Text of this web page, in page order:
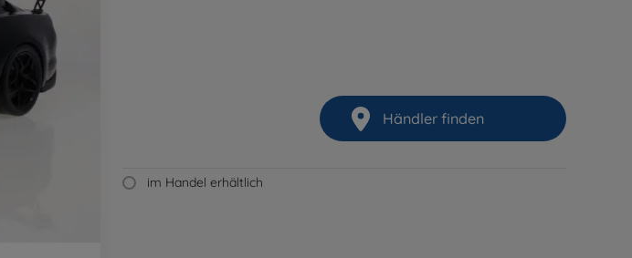
Händler finden
im Handel erhältlich